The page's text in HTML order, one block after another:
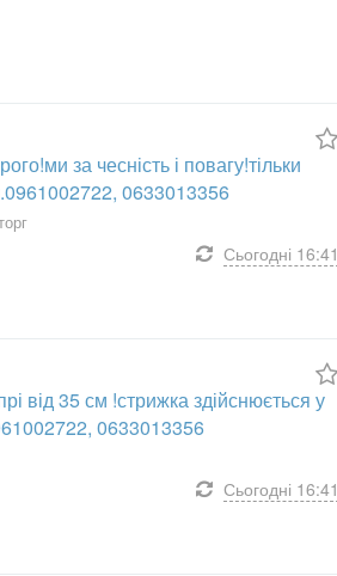
за чесність і повагу!тільки
0633013356
Сьогодні 16:41
від 35 см !стрижка здійснюється у
0633013356
Сьогодні 16:41